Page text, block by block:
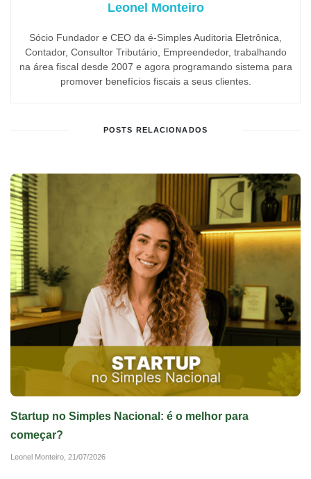
Leonel Monteiro
Sócio Fundador e CEO da é-Simples Auditoria Eletrônica,
Contador, Consultor Tributário, Empreendedor, trabalhando
na área fiscal desde 2007 e agora programando sistema para
promover benefícios fiscais a seus clientes.
POSTS RELACIONADOS
Startup no Simples Nacional: é o melhor para
começar?
Leonel Monteiro, 21/07/2026